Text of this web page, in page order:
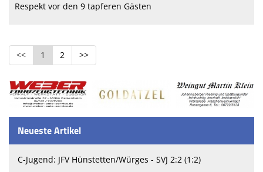
Respekt vor den 9 tapferen Gästen
<< 1 2 >>
Neueste Artikel
C-Jugend: JFV Hünstetten/Würges - SVJ 2:2 (1:2)